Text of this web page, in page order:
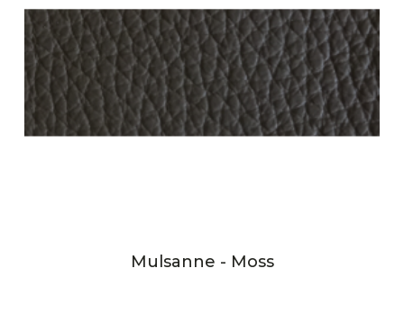
Mulsanne - Moss